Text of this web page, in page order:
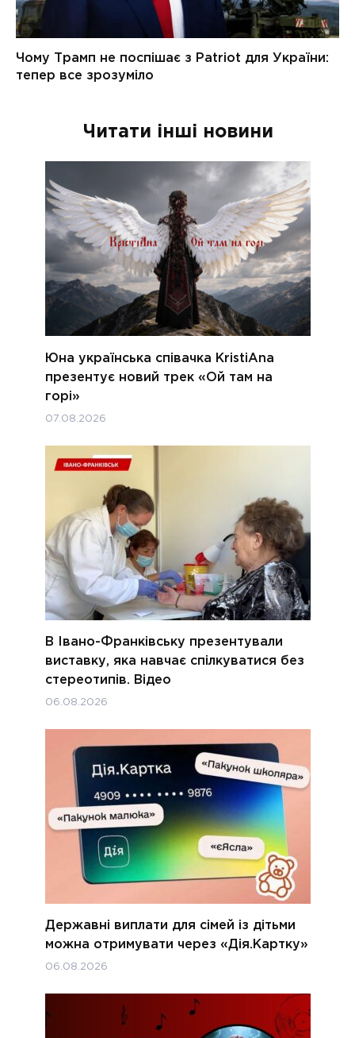
Читати інші новини
Юна українська співачка KristiAna
презентує новий трек «Ой там на
горі»
07.08.2026
В Івано-Франківську презентували
виставку, яка навчає спілкуватися без
стереотипів. Відео
06.08.2026
Державні виплати для сімей із дітьми
можна отримувати через «Дія.Картку»
06.08.2026